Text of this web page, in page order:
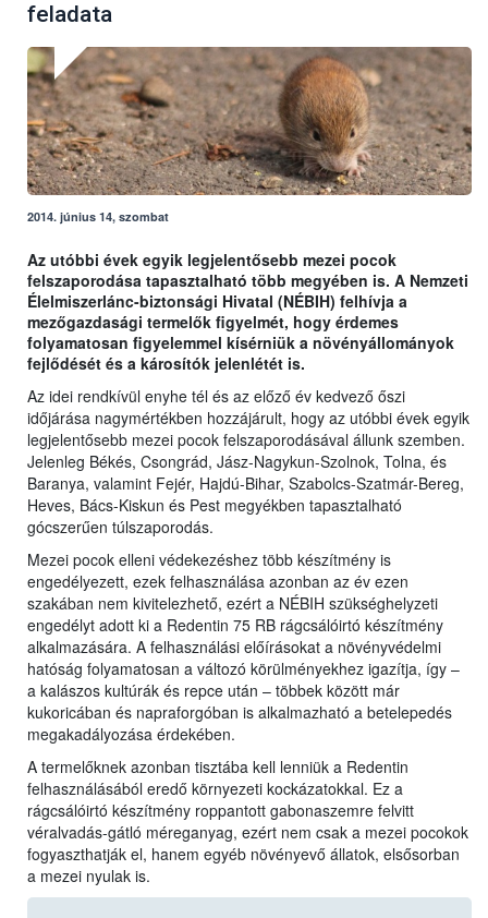
feladata
2014. június 14, szombat
Az utóbbi évek egyik legjelentősebb mezei pocok
felszaporodása tapasztalható több megyében is. A Nemzeti
Élelmiszerlánc-biztonsági Hivatal (NÉBIH) felhívja a
mezőgazdasági termelők figyelmét, hogy érdemes
folyamatosan figyelemmel kísérniük a növényállományok
fejlődését és a károsítók jelenlétét is.
Az idei rendkívül enyhe tél és az előző év kedvező őszi
időjárása nagymértékben hozzájárult, hogy az utóbbi évek egyik
legjelentősebb mezei pocok felszaporodásával állunk szemben.
Jelenleg Békés, Csongrád, Jász-Nagykun-Szolnok, Tolna, és
Baranya, valamint Fejér, Hajdú-Bihar, Szabolcs-Szatmár-Bereg,
Heves, Bács-Kiskun és Pest megyékben tapasztalható
gócszerűen túlszaporodás.
Mezei pocok elleni védekezéshez több készítmény is
engedélyezett, ezek felhasználása azonban az év ezen
szakában nem kivitelezhető, ezért a NÉBIH szükséghelyzeti
engedélyt adott ki a Redentin 75 RB rágcsálóirtó készítmény
alkalmazására. A felhasználási előírásokat a növényvédelmi
hatóság folyamatosan a változó körülményekhez igazítja, így –
a kalászos kultúrák és repce után – többek között már
kukoricában és napraforgóban is alkalmazható a betelepedés
megakadályozása érdekében.
A termelőknek azonban tisztába kell lenniük a Redentin
felhasználásából eredő környezeti kockázatokkal. Ez a
rágcsálóirtó készítmény roppantott gabonaszemre felvitt
véralvadás-gátló méreganyag, ezért nem csak a mezei pocokok
fogyaszthatják el, hanem egyéb növényevő állatok, elsősorban
a mezei nyulak is.